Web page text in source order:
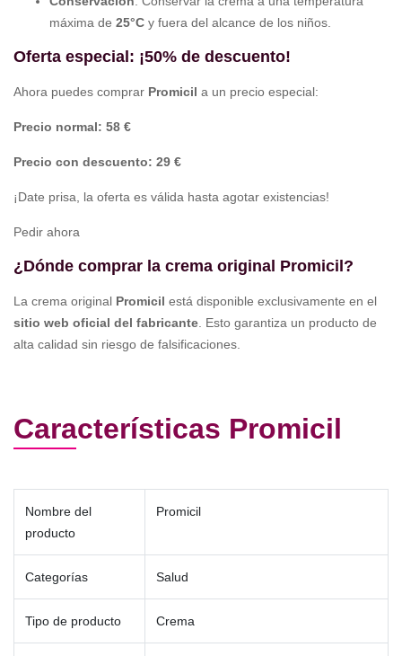
máxima de 25°C y fuera del alcance de los niños.
Oferta especial: ¡50% de descuento!
Ahora puedes comprar Promicil a un precio especial:
Precio normal: 58 €
Precio con descuento: 29 €
¡Date prisa, la oferta es válida hasta agotar existencias!
Pedir ahora
¿Dónde comprar la crema original Promicil?
La crema original Promicil está disponible exclusivamente en el
sitio web oficial del fabricante . Esto garantiza un producto de
alta calidad sin riesgo de falsificaciones.
Características Promicil
Nombre del
producto
Promicil
Categorías Salud
Tipo de producto Crema